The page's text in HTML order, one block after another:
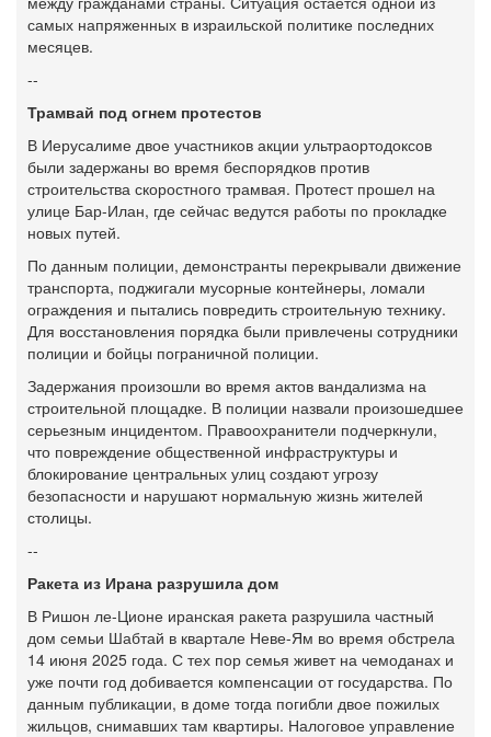
самых напряженных в израильской политике последних
месяцев.
--
Трамвай под огнем протестов
В Иерусалиме двое участников акции ультраортодоксов
были задержаны во время беспорядков против
строительства скоростного трамвая. Протест прошел на
улице Бар-Илан, где сейчас ведутся работы по прокладке
новых путей.
По данным полиции, демонстранты перекрывали движение
транспорта, поджигали мусорные контейнеры, ломали
ограждения и пытались повредить строительную технику.
Для восстановления порядка были привлечены сотрудники
полиции и бойцы пограничной полиции.
Задержания произошли во время актов вандализма на
строительной площадке. В полиции назвали произошедшее
серьезным инцидентом. Правоохранители подчеркнули,
что повреждение общественной инфраструктуры и
блокирование центральных улиц создают угрозу
безопасности и нарушают нормальную жизнь жителей
столицы.
--
Ракета из Ирана разрушила дом
В Ришон ле-Ционе иранская ракета разрушила частный
дом семьи Шабтай в квартале Неве-Ям во время обстрела
14 июня 2025 года. С тех пор семья живет на чемоданах и
уже почти год добивается компенсации от государства. По
данным публикации, в доме тогда погибли двое пожилых
жильцов, снимавших там квартиры. Налоговое управление